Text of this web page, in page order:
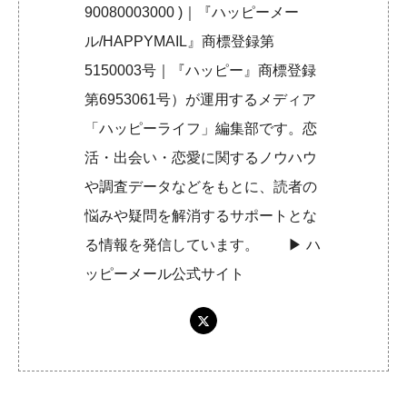
90080003000 )｜『ハッピーメー
ル/HAPPYMAIL』商標登録第
5150003号｜『ハッピー』商標登録
第6953061号）が運用するメディア
「ハッピーライフ」編集部です。恋
活・出会い・恋愛に関するノウハウ
や調査データなどをもとに、読者の
悩みや疑問を解消するサポートとな
る情報を発信しています。 ▶︎ハ
ッピーメール公式サイト